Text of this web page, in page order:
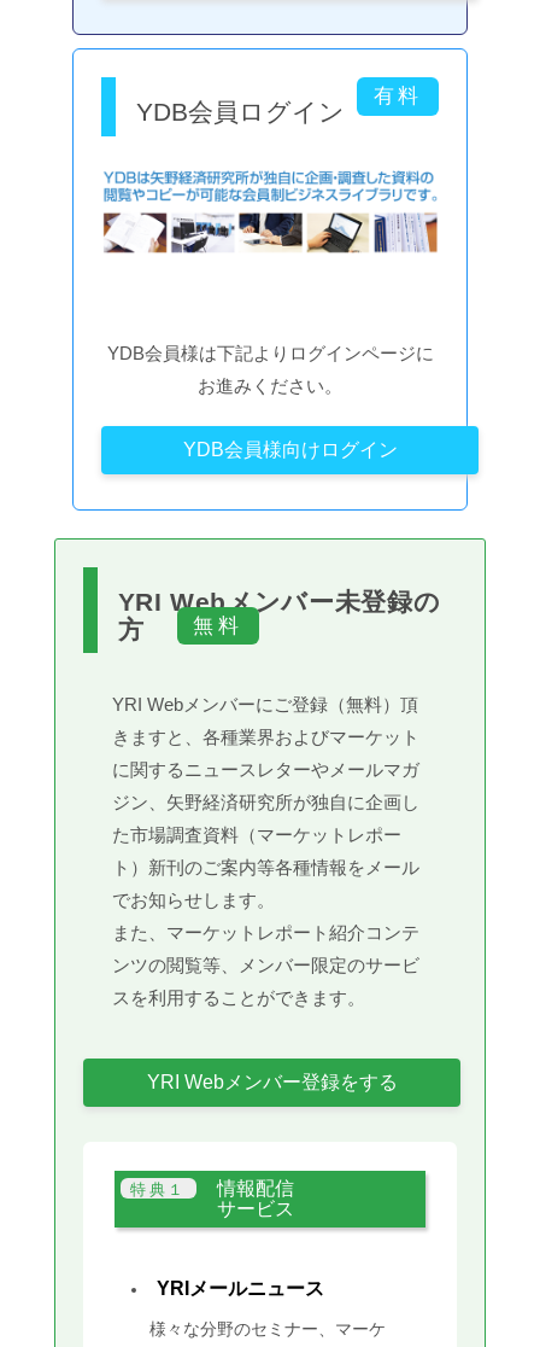
YDB会員ログイン
YDB会員様は下記よりログインページに
お進みください。
YDB会員様向けログイン
YRI Webメンバー未登録の
方
YRI Webメンバーにご登録（無料）頂
きますと、各種業界およびマーケット
に関するニュースレターやメールマガ
ジン、矢野経済研究所が独自に企画し
た市場調査資料（マーケットレポー
ト）新刊のご案内等各種情報をメール
でお知らせします。
また、マーケットレポート紹介コンテ
ンツの閲覧等、メンバー限定のサービ
スを利用することができます。
YRI Webメンバー登録をする
情報配信
サービス
YRIメールニュース
様々な分野のセミナー、マーケ